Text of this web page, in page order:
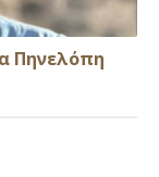
Πηνελόπη